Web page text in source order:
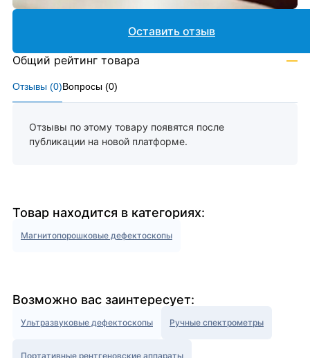
Отзывы (0)Вопросы (0)
Отзывы по этому товару появятся после
публикации на новой платформе.
Оставить отзыв
Общий рейтинг товара —
Товар находится в категориях:
Магнитопорошковые дефектоскопы
Возможно вас заинтересует:
Ультразвуковые дефектоскопы Ручные спектрометры
Портативные рентгеновские аппараты